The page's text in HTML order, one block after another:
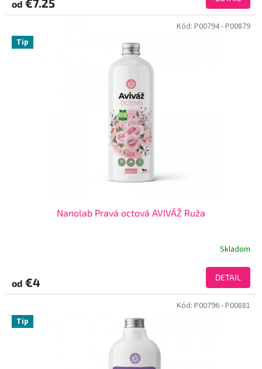
od
Tip
Nanolab Pravá octová AVIVÁŽ Ruža
Skladom
od €4 DETAIL
Kód: P00794- P00879
Tip
Kód: P00796- P00881